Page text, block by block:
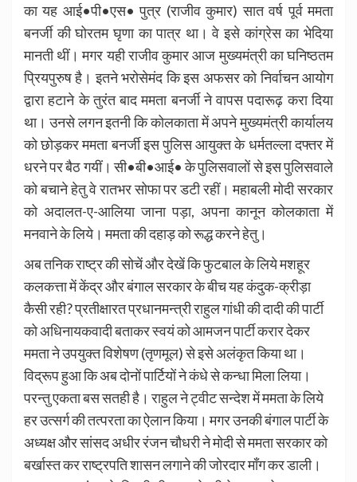
का यह आई•पी•एस• पुत्र (राजीव कुमार) सात वर्ष पूर्व ममता
बनर्जी की घोरतम घृणा का पात्र था। वे इसे कांग्रेस का भेदिया
मानती थीं। मगर यही राजीव कुमार आज मुख्यमंत्री का घनिष्ठतम
प्रियपुरुष है। इतने भरोसेमंद कि इस अफसर को निर्वाचन आयोग
द्वारा हटाने के तुरंत बाद ममता बनर्जी ने वापस पदारूढ़ करा दिया
था। उनसे लगन इतनी कि कोलकाता में अपने मुख्यमंत्री कार्यालय
को छोड़कर ममता बनर्जी इस पुलिस आयुक्त के धर्मतल्ला दफ्तर में
धरने पर बैठ गयीं। सी•बी•आई• के पुलिसवालों से इस पुलिसवाले
को बचाने हेतु वे रातभर सोफा पर डटी रहीं। महाबली मोदी सरकार
को अदालत-ए-आलिया जाना पड़ा, अपना कानून कोलकाता में
मनवाने के लिये। ममता की दहाड़ को रूद्ध करने हेतु।
अब तनिक राष्ट्र की सोचें और देखें कि फुटबाल के लिये मशहूर
कलकत्ता में केंद्र और बंगाल सरकार के बीच यह कंदुक-क्रीड़ा
कैसी रही? प्रतीक्षारत प्रधानमन्त्री राहुल गांधी की दादी की पार्टी
को अधिनायकवादी बताकर स्वयं को आमजन पार्टी करार देकर
ममता ने उपयुक्त विशेषण (तृणमूल) से इसे अलंकृत किया था।
विद्रूप हुआ कि अब दोनों पार्टियों ने कंधे से कन्धा मिला लिया।
परन्तु एकता बस सतही है। राहुल ने ट्वीट सन्देश में ममता के लिये
हर उत्सर्ग की तत्परता का ऐलान किया। मगर उनकी बंगाल पार्टी के
अध्यक्ष और सांसद अधीर रंजन चौधरी ने मोदी से ममता सरकार को
बर्खास्त कर राष्ट्रपति शासन लगाने की जोरदार माँग कर डाली।